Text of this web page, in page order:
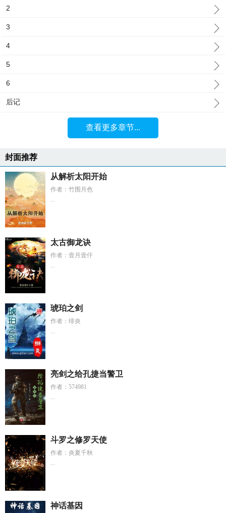
2
3
4
5
6
后记
查看更多章节...
封面推荐
从解析太阳开始
作者：竹围月色
...
太古御龙诀
作者：壹月壹仟
...
琥珀之剑
作者：绯炎
...
亮剑之给孔捷当警卫
作者：574981
...
斗罗之修罗天使
作者：炎夏千秋
...
神话基因